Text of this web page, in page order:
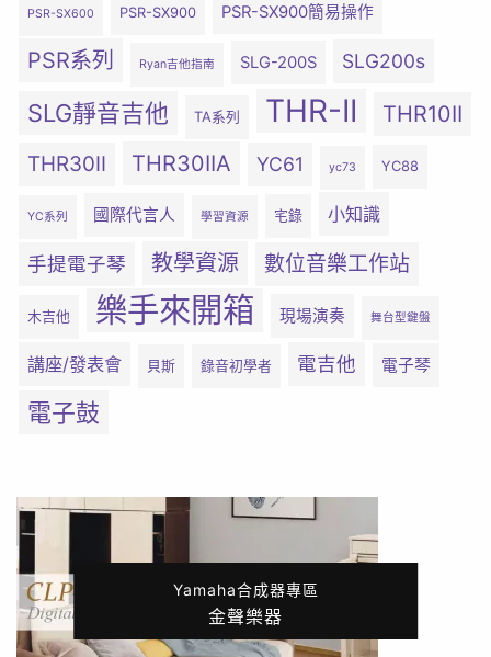
PSR-SX600 PSR-SX900 PSR-SX900簡易操作
PSR系列 Ryan吉他指南 SLG-200S SLG200s
SLG靜音吉他 TA系列 THR-II THR10II
THR30II THR30IIA YC61 yc73 YC88
YC系列 國際代言人 學習資源 宅錄 小知識
手提電子琴 教學資源 數位音樂工作站
木吉他 樂手來開箱 現場演奏 舞台型鍵盤
講座/發表會 貝斯 錄音初學者 電吉他 電子琴
電子鼓
Yamaha合成器專區
金聲樂器